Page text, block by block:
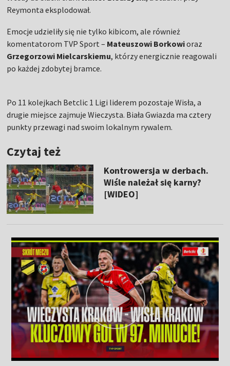
Reymonta eksplodował.
Emocje udzieliły się nie tylko kibicom, ale również
komentatorom TVP Sport – Mateuszowi Borkowioraz
Grzegorzowi Mielcarskiemu, którzy energicznie reagowali
po każdej zdobytej bramce.
Po 11 kolejkach Betclic 1 Ligi liderem pozostaje Wisła, a
drugie miejsce zajmuje Wieczysta. Biała Gwiazda ma cztery
punkty przewagi nad swoim lokalnym rywalem.
Czytaj też
Kontrowersja w derbach.
Wiśle należał się karny?
[WIDEO]